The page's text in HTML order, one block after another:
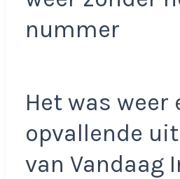
nummer
Het was weer
opvallende
van Vandaag